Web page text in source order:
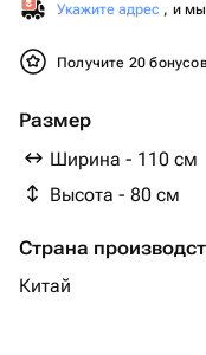
Укажите адрес , и мы
Получите 20
Размер
Ширина - 110 см
Высота - 80 см
Страна
Китай